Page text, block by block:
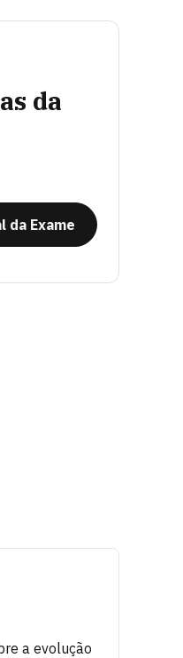
da
da Exame
a evolução